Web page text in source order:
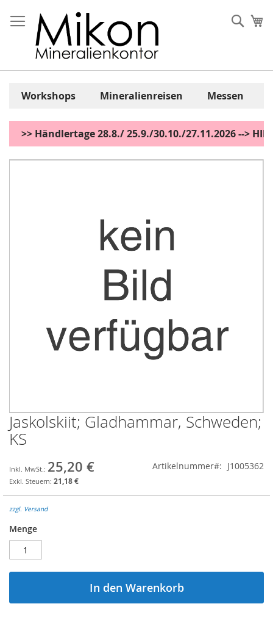
Inhalt
springen
Workshops Mineralienreisen Messen
>> Händlertage 28.8./ 25.9./30.10./27.11.2026 -->
Zum
Zum
Anfang
der
springen
Jaskolskiit; Gladhammar, Schweden;
KS
25,20 €
21,18 €
Artikelnummer J1005362
zzgl. Versand
Menge
In den Warenkorb